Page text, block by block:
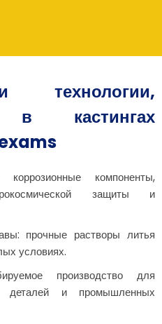
технологии,
в кастингах
компоненты,
защиты и
прочные растворы литья
условиях.
производство для
деталей и промышленных